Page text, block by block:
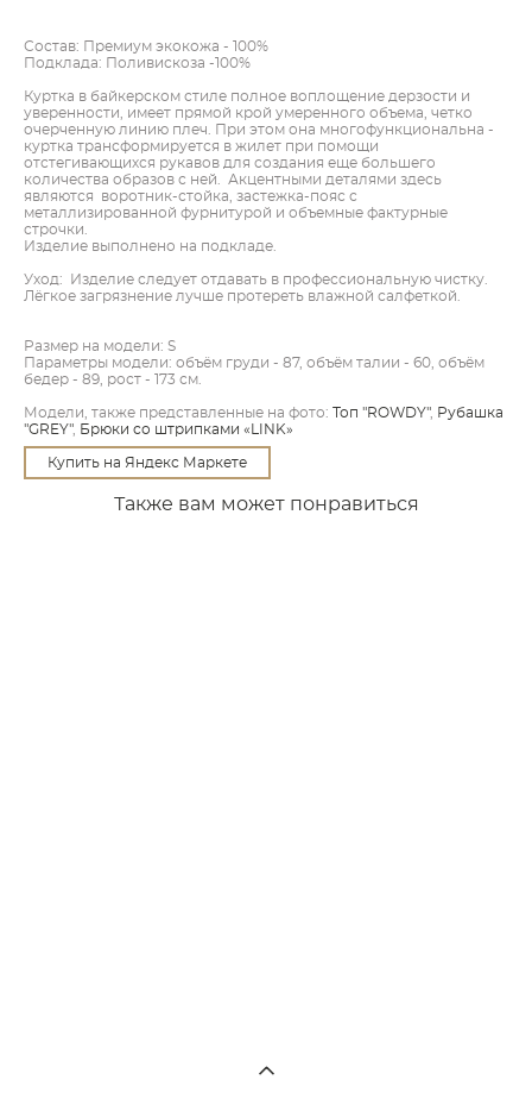
Состав: Премиум экокожа - 100%
Подклада: Поливискоза -100%
Куртка в байкерском стиле полное воплощение дерзости и
уверенности, имеет прямой крой умеренного объема, четко
очерченную линию плеч. При этом она многофункциональна -
куртка трансформируется в жилет при помощи
отстегивающихся рукавов для создания еще большего
количества образов с ней. Акцентными деталями здесь
являются воротник-стойка, застежка-пояс с
металлизированной фурнитурой и объемные фактурные
строчки.
Изделие выполнено на подкладе.
Уход: Изделие следует отдавать в профессиональную чистку.
Лёгкое загрязнение лучше протереть влажной салфеткой.
Размер на модели: S
Параметры модели: объём груди - 87, объём талии - 60, объём
бедер - 89, рост - 173 см.
Модели, также представленные на фото: Топ "ROWDY", Рубашка
"GREY", Брюки со штрипками «LINK»
Купить на Яндекс Маркете
Также вам может понравиться